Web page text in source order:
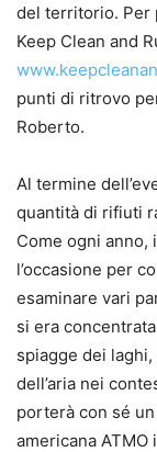
del territorio. Per
Keep Clean and
punti di ritrovo
Roberto.
Al termine
quantità di rifiuti
Come ogni anno,
l’occasione per
esaminare vari
si era
spiagge dei
dell’aria nei
porterà con sé
americana